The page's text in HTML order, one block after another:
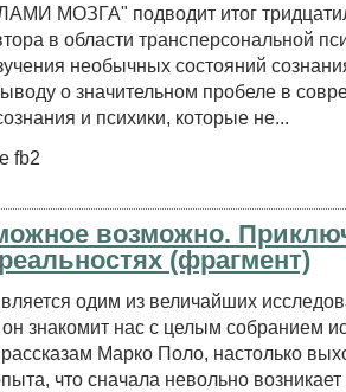
МОЗГА" подводит итог
в области трансперсональной
необычных состояний
о значительном пробеле в
и психики, которые не...
fb2
возможно.
(фрагмент)
одим из величайших
он знакомит нас с целым собранием
Марко Поло, настолько
что сначала невольно